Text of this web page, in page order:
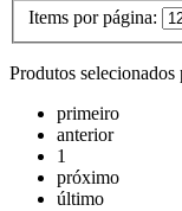
Items por página:
Produtos selecionados
primeiro
anterior
1
próximo
último